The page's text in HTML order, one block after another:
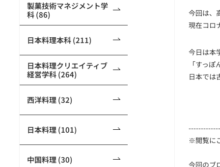
製菓技術マネジメント学
科 (86)
日本料理本科 (211)
日本料理クリエイティブ
経営学科 (264)
西洋料理 (32)
日本料理 (101)
中国料理 (30)
今回は、
現在コロ
今日は本
「すっ
日本では
※閲覧に
今回のブ